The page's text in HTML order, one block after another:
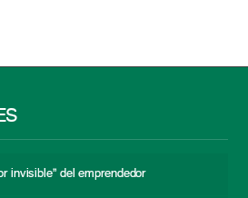
invisible” del emprendedor